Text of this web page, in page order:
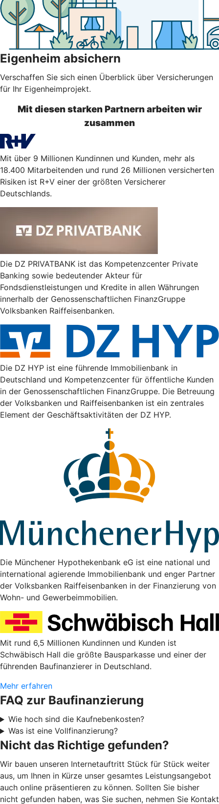
Eigenheim absichern
Verschaffen Sie sich einen Überblick über Versicherungen
für Ihr Eigenheimprojekt.
Mit diesen starken Partnern arbeiten wir
zusammen
Mit über 9 Millionen Kundinnen und Kunden, mehr als
18.400 Mitarbeitenden und rund 26 Millionen versicherten
Risiken ist R+V einer der größten Versicherer
Deutschlands.
Die DZ PRIVATBANK ist das Kompetenzcenter Private
Banking sowie bedeutender Akteur für
Fondsdienstleistungen und Kredite in allen Währungen
innerhalb der Genossenschaftlichen FinanzGruppe
Volksbanken Raiffeisenbanken.
Die DZ HYP ist eine führende Immobilienbank in
Deutschland und Kompetenzcenter für öffentliche Kunden
in der Genossenschaftlichen FinanzGruppe. Die Betreuung
der Volksbanken und Raiffeisenbanken ist ein zentrales
Element der Geschäftsaktivitäten der DZ HYP.
Die Münchener Hypothekenbank eG ist eine national und
international agierende Immobilienbank und enger Partner
der Volksbanken Raiffeisenbanken in der Finanzierung von
Wohn- und Gewerbeimmobilien.
Mit rund 6,5 Millionen Kundinnen und Kunden ist
Schwäbisch Hall die größte Bausparkasse und einer der
führenden Baufinanzierer in Deutschland.
Mehr erfahren
FAQ zur Baufinanzierung
Wie hoch sind die Kaufnebenkosten?
Was ist eine Vollfinanzierung?
Nicht das Richtige gefunden?
Wir bauen unseren Internetauftritt Stück für Stück weiter
aus, um Ihnen in Kürze unser gesamtes Leistungsangebot
auch online präsentieren zu können. Sollten Sie bisher
nicht gefunden haben, was Sie suchen, nehmen Sie Kontakt